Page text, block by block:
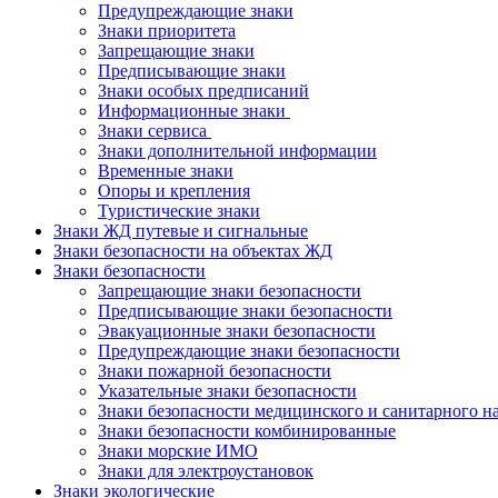
Предупреждающие знаки
Знаки приоритета
Запрещающие знаки
Предписывающие знаки
Знаки особых предписаний
Информационные знаки
Знаки сервиса
Знаки дополнительной информации
Временные знаки
Опоры и крепления
Туристические знаки
Знаки ЖД путевые и сигнальные
Знаки безопасности на объектах ЖД
Знаки безопасности
Запрещающие знаки безопасности
Предписывающие знаки безопасности
Эвакуационные знаки безопасности
Предупреждающие знаки безопасности
Знаки пожарной безопасности
Указательные знаки безопасности
Знаки безопасности медицинского и санитарного
Знаки безопасности комбинированные
Знаки морские ИМО
Знаки для электроустановок
Знаки экологические